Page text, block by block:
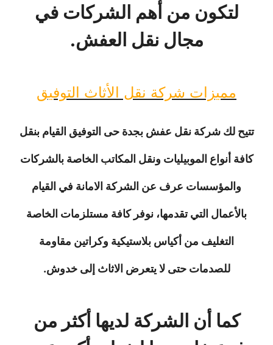
لتكون من أهم الشركات في
مجال نقل العفش.
مميزات شركة نقل الأثاث التوفيق
تتيح لك شركة نقل عفش بجدة حى التوفيق القيام بنقل
كافة أنواع الموبيليات ونقل المكاتب الخاصة بالشركات
والمؤسسات عرف عن الشركة الامانة في القيام
بالأعمال التي تقدمها، نوفر كافة مستلزمات الخاصة
التغليف من أكياس بلاستيكية وكراتين مقاومة
للصدمات حتى لا يتعرض الاثاث إلى خدوش.
كما أن الشركة لديها أكثر من